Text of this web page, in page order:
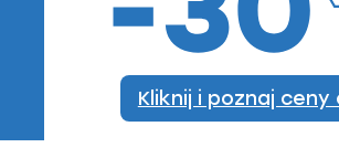
Kliknij i poznaj ceny